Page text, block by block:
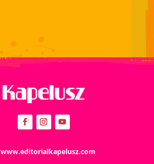
www.editorialkapelusz.com